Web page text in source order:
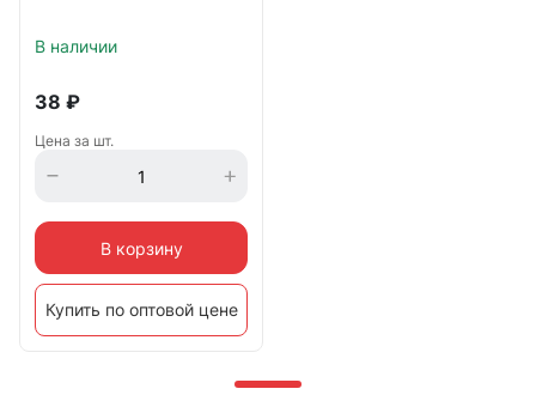
В наличии
38 ₽
Цена за шт.
В корзину
Купить по оптовой цене